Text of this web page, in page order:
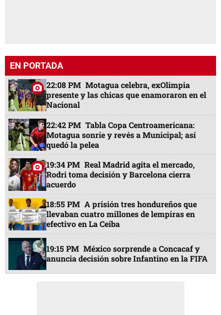
EN PORTADA
22:08 PM Motagua celebra, exOlimpia
presente y las chicas que enamoraron en el
Nacional
22:42 PM Tabla Copa Centroamericana:
Motagua sonríe y revés a Municipal; así
quedó la pelea
19:34 PM Real Madrid agita el mercado,
Rodri toma decisión y Barcelona cierra
acuerdo
18:55 PM A prisión tres hondureños que
llevaban cuatro millones de lempiras en
efectivo en La Ceiba
19:15 PM México sorprende a Concacaf y
anuncia decisión sobre Infantino en la FIFA